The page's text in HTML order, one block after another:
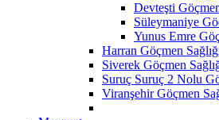
Devteşti
Süleymaniye
Yunus Emre
Harran Göçmen
Siverek Göçmen
Suruç Suruç 2 Nolu
Viranşehir Göçmen